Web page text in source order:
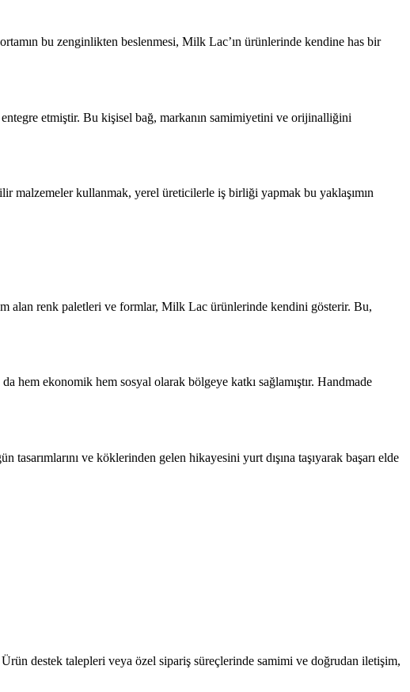
bu zenginlikten beslenmesi, Milk Lac’ın ürünlerinde kendine has bir
etmiştir. Bu kişisel bağ, markanın samimiyetini ve orijinalliğini
malzemeler kullanmak, yerel üreticilerle iş birliği yapmak bu yaklaşımın
alan renk paletleri ve formlar, Milk Lac ürünlerinde kendini gösterir. Bu,
hem ekonomik hem sosyal olarak bölgeye katkı sağlamıştır. Handmade
ve köklerinden gelen hikayesini yurt dışına taşıyarak başarı elde
destek talepleri veya özel sipariş süreçlerinde samimi ve doğrudan iletişim,